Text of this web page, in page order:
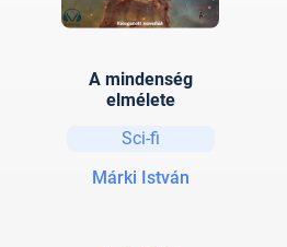
A mindenség
elmélete
Sci-fi
Márki István